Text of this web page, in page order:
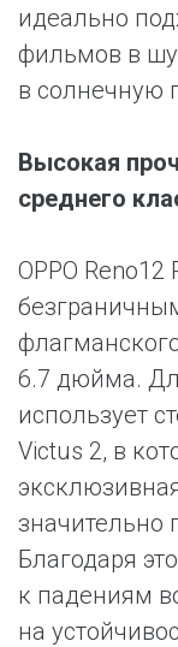
идеально
фильмов в
в солнечную
Высокая
среднего
OPPO
6.7 дюйма.
использует
Victus 2, в
значительно
Благодаря
к падениям
на